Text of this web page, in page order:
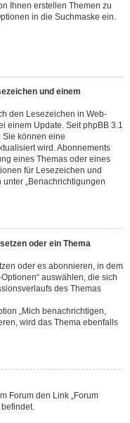
Ihnen erstellen Themen zu
in die Suchmaske ein.
und einem
den Lesezeichen in Web-
einem Update. Seit phpBB 3.1
Sie können eine
wird. Abonnements
eines Themas oder eines
für Lesezeichen und
„Benachrichtigungen
oder ein Thema
oder es abonnieren, in dem
auswählen, die sich
des Themas
„Mich benachrichtigen,
wird das Thema ebenfalls
Forum den Link „Forum